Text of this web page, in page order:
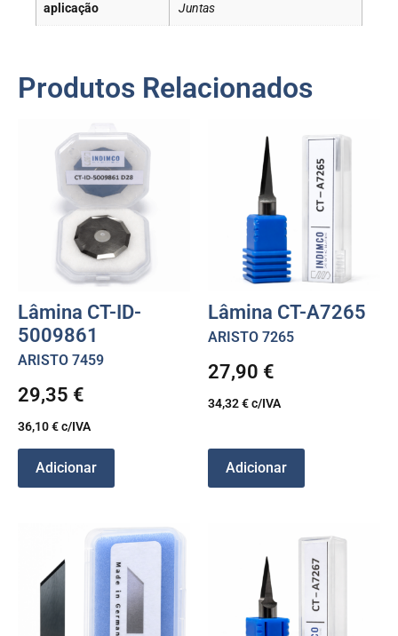
aplicação
Juntas
Produtos Relacionados
Lâmina CT-ID-
5009861
ARISTO 7459
29,35 €
36,10€c/IVA
Adicionar
Lâmina CT-A7265
ARISTO 7265
27,90 €
34,32€c/IVA
Adicionar